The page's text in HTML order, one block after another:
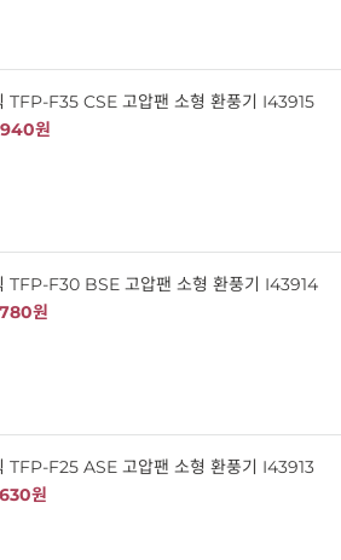
TFP-F35 CSE 고압팬 소형 환풍기 I43915
원
TFP-F30 BSE 고압팬 소형 환풍기 I43914
원
TFP-F25 ASE 고압팬 소형 환풍기 I43913
원